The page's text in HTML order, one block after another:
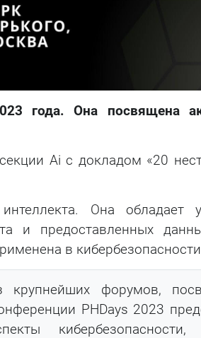
года. Она посвящена
Ai с докладом «20
Она обладает
и предоставленных
в
крупнейших форумов,
PHDays 2023
кибербезопасности,